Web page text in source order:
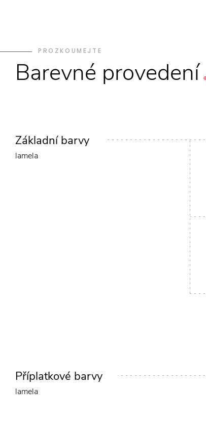
PROZKOUMEJTE
Barevné provedení
Základní barvy
lamela
Příplatkové barvy
lamela